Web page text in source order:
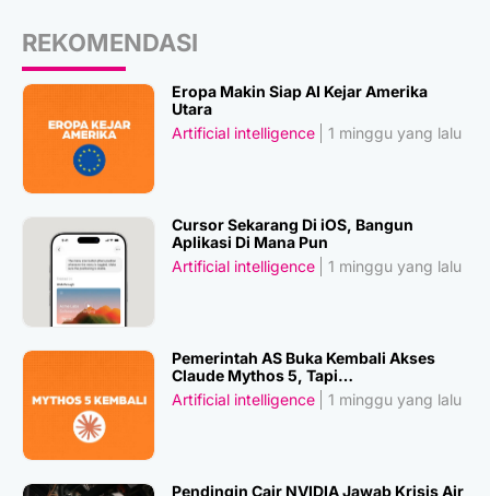
REKOMENDASI
Eropa Makin Siap AI Kejar Amerika
Utara
Artificial intelligence
1 minggu yang lalu
Cursor Sekarang Di iOS, Bangun
Aplikasi Di Mana Pun
Artificial intelligence
1 minggu yang lalu
Pemerintah AS Buka Kembali Akses
Claude Mythos 5, Tapi…
Artificial intelligence
1 minggu yang lalu
Pendingin Cair NVIDIA Jawab Krisis Air